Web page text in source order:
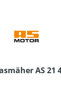
AS 21